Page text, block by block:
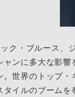
ク・ブルース、
ャンに多⼤な影
。世界のトップ
タイルのブーム